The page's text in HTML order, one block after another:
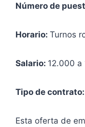
Número de
Horario: Turnos
Salario: 12.000 a
Tipo de contrato:
Esta oferta de